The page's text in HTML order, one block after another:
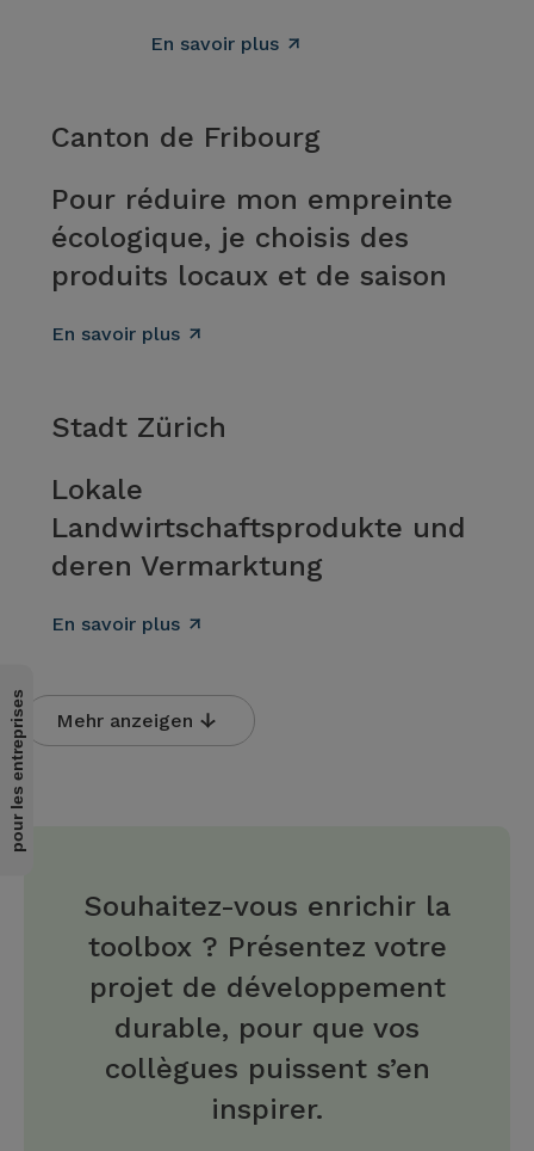
En savoir plus
Canton de Fribourg
Pour réduire mon empreinte
écologique, je choisis des
produits locaux et de saison
En savoir plus
Stadt Zürich
Lokale
Landwirtschaftsprodukte und
deren Vermarktung
En savoir plus
Mehr anzeigen
Souhaitez-vous enrichir la
toolbox ? Présentez votre
projet de développement
durable, pour que vos
collègues puissent s’en
inspirer.
pour les entreprises